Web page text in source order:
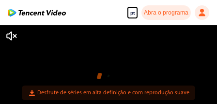
pt Abra o programa